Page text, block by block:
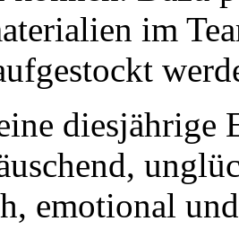
im
diesjährige
emotional